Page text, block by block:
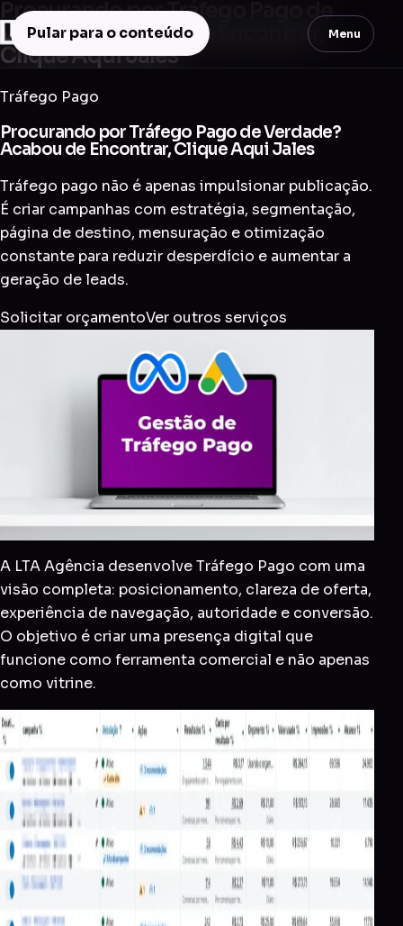
Pular para o conteúdo Menu
Procurando por Tráfego Pago de
Verdade? Acabou de Encontrar,
Clique Aqui Jales
Tráfego Pago
Procurando por Tráfego Pago de Verdade?
Acabou de Encontrar, Clique Aqui Jales
Tráfego pago não é apenas impulsionar publicação.
É criar campanhas com estratégia, segmentação,
página de destino, mensuração e otimização
constante para reduzir desperdício e aumentar a
geração de leads.
Solicitar orçamentoVer outros serviços
A LTA Agência desenvolve Tráfego Pago com uma
visão completa: posicionamento, clareza de oferta,
experiência de navegação, autoridade e conversão.
O objetivo é criar uma presença digital que
funcione como ferramenta comercial e não apenas
como vitrine.